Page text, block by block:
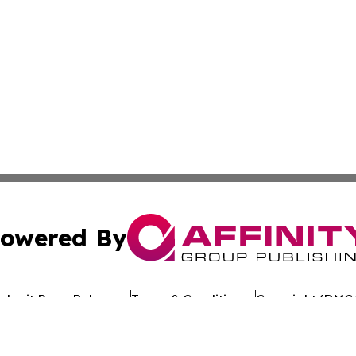
By
Press Release Terms & Conditions Copyright/